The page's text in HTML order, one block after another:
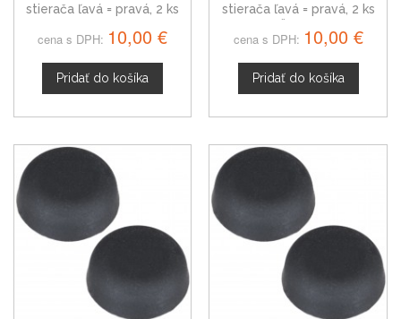
stierača ľavá = pravá, 2 ks
cena s DPH: 10,00 €
Pridať do košíka
stierača ľavá = pravá, 2 ks
cena s DPH: 10,00 €
Pridať do košíka